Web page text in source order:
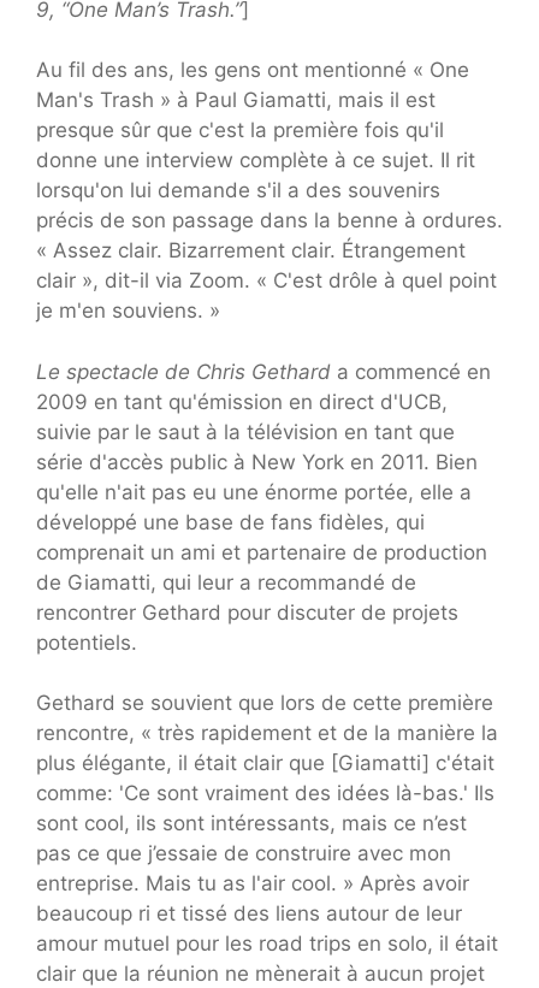
9, “One Man’s Trash.”]
Au fil des ans, les gens ont mentionné « One
Man's Trash » à Paul Giamatti, mais il est
presque sûr que c'est la première fois qu'il
donne une interview complète à ce sujet. Il rit
lorsqu'on lui demande s'il a des souvenirs
précis de son passage dans la benne à ordures.
« Assez clair. Bizarrement clair. Étrangement
clair », dit-il via Zoom. « C'est drôle à quel point
je m'en souviens. »
Le spectacle de Chris Gethard a commencé en
2009 en tant qu'émission en direct d'UCB,
suivie par le saut à la télévision en tant que
série d'accès public à New York en 2011. Bien
qu'elle n'ait pas eu une énorme portée, elle a
développé une base de fans fidèles, qui
comprenait un ami et partenaire de production
de Giamatti, qui leur a recommandé de
rencontrer Gethard pour discuter de projets
potentiels.
Gethard se souvient que lors de cette première
rencontre, « très rapidement et de la manière la
plus élégante, il était clair que [Giamatti] c'était
comme: 'Ce sont vraiment des idées là-bas.' Ils
sont cool, ils sont intéressants, mais ce n’est
pas ce que j’essaie de construire avec mon
entreprise. Mais tu as l'air cool. » Après avoir
beaucoup ri et tissé des liens autour de leur
amour mutuel pour les road trips en solo, il était
clair que la réunion ne mènerait à aucun projet